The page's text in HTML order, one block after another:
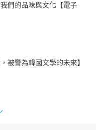
們的品味與文化【電子
被譽為韓國文學的未來】